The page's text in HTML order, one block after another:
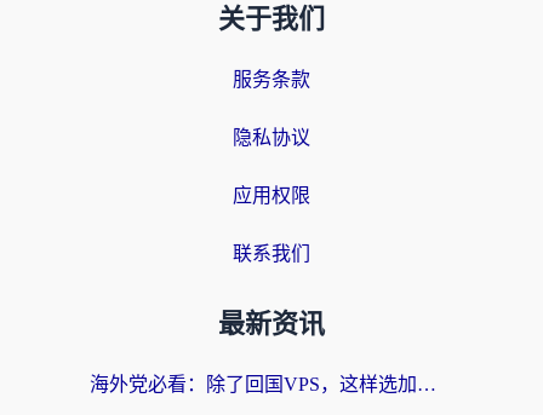
关于我们
服务条款
隐私协议
应用权限
联系我们
最新资讯
海外党必看：除了回国VPS，这样选加速器也能无缝刷国内资源？